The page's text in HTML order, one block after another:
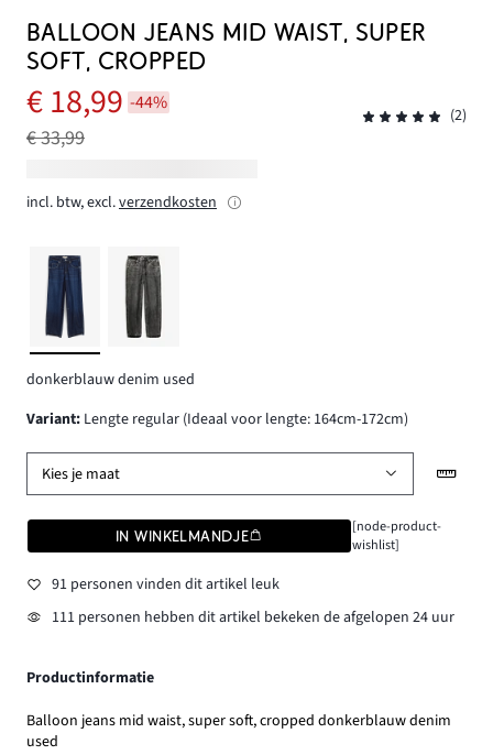
BALLOON JEANS MID WAIST, SUPER
SOFT, CROPPED
€ 18,99 -44%
€ 33,99
(2)
incl. btw, excl.verzendkosten
donkerblauw denim used
Variant: Lengte regular (Ideaal voor lengte: 164cm-172cm)
Kies je maat
IN WINKELMANDJE
[node-product-
wishlist]
91 personen vinden dit artikel leuk
111 personen hebben dit artikel bekeken de afgelopen 24 uur
Productinformatie
Balloon jeans mid waist, super soft, cropped donkerblauw denim
used